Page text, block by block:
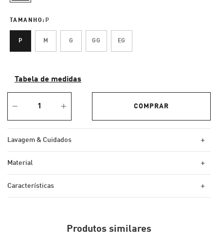
TAMANHO: P
P M G GG EG
Tabela de medidas
Lavagem & Cuidados +
Material +
Características +
Produtos similares